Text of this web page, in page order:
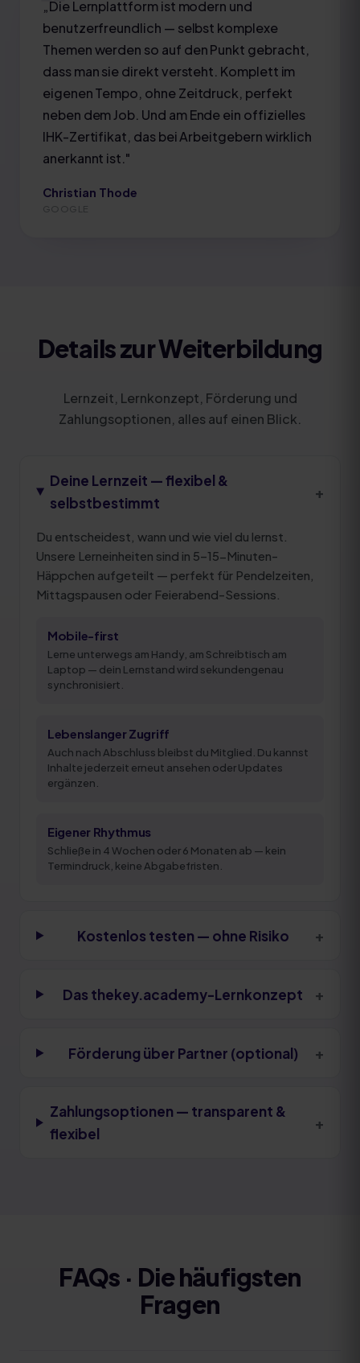
„Die Lernplattform ist modern und
benutzerfreundlich — selbst komplexe
Themen werden so auf den Punkt gebracht,
dass man sie direkt versteht. Komplett im
eigenen Tempo, ohne Zeitdruck, perfekt
neben dem Job. Und am Ende ein offizielles
IHK-Zertifikat, das bei Arbeitgebern wirklich
anerkannt ist."
Christian Thode
GOOGLE
Details zur Weiterbildung
Lernzeit, Lernkonzept, Förderung und
Zahlungsoptionen, alles auf einen Blick.
Deine Lernzeit — flexibel &
selbstbestimmt
+
Du entscheidest, wann und wie viel du lernst.
Unsere Lerneinheiten sind in 5–15-Minuten-
Häppchen aufgeteilt — perfekt für Pendelzeiten,
Mittagspausen oder Feierabend-Sessions.
Mobile-first
Lerne unterwegs am Handy, am Schreibtisch am
Laptop — dein Lernstand wird sekundengenau
synchronisiert.
Lebenslanger Zugriff
Auch nach Abschluss bleibst du Mitglied. Du kannst
Inhalte jederzeit erneut ansehen oder Updates
ergänzen.
Eigener Rhythmus
Schließe in 4 Wochen oder 6 Monaten ab — kein
Termindruck, keine Abgabefristen.
Kostenlos testen — ohne Risiko +
Das thekey.academy-Lernkonzept +
Förderung über Partner (optional) +
Zahlungsoptionen — transparent &
flexibel
+
FAQs · Die häufigsten
Fragen